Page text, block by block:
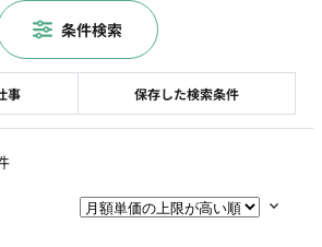
事 保存した検索条件
条件検索